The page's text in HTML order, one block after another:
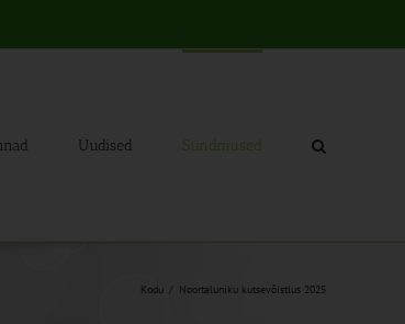
Uudised Sündmused
Kodu Noortaluniku kutsevõistlus 2025